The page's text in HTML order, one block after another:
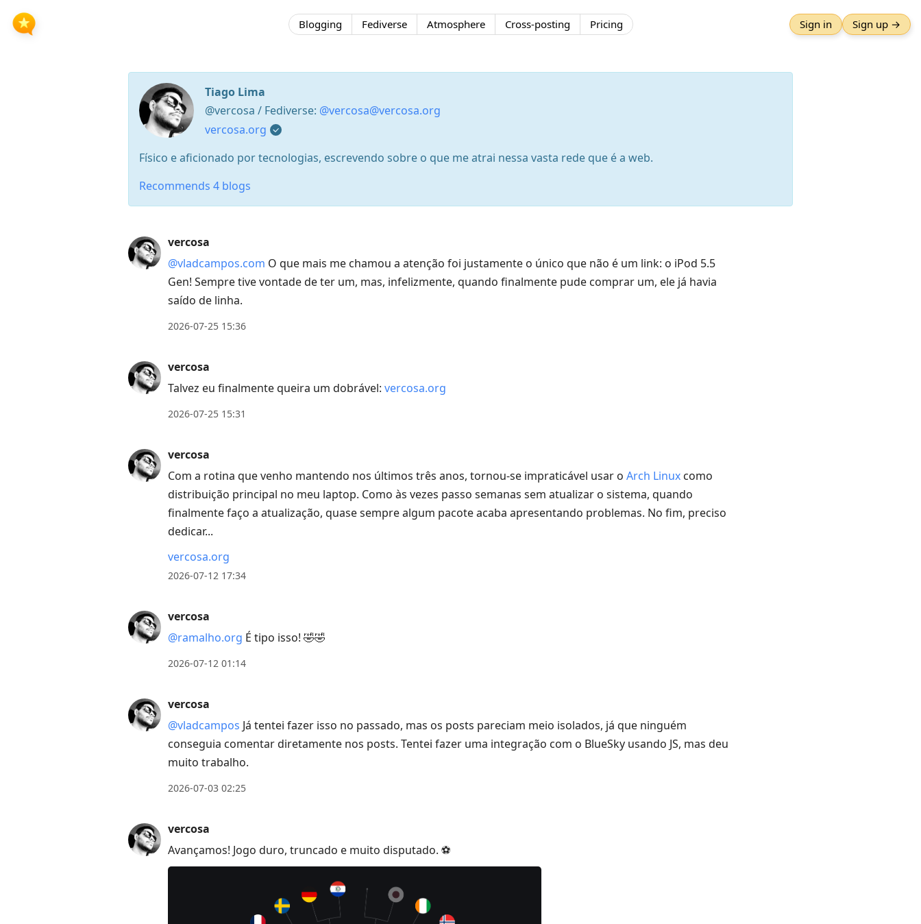
Blogging Fediverse Atmosphere Cross-posting Pricing Sign in Sign up →
Tiago Lima
@vercosa / Fediverse: @vercosa@vercosa.org
vercosa.org
Físico e aficionado por tecnologias, escrevendo sobre o que me atrai nessa vasta rede que é a web.
Recommends 4 blogs
Arrow
Down
post,
Arrow
Up
to
previous
Enter
to
vercosa
@vladcampos.com O que mais me chamou a atenção foi justamente o único que não é um link: o iPod 5.5
Gen! Sempre tive vontade de ter um, mas, infelizmente, quando finalmente pude comprar um, ele já havia
saído de linha.
2026-07-25 15:36
vercosa
Talvez eu finalmente queira um dobrável: vercosa.org
2026-07-25 15:31
vercosa
Com a rotina que venho mantendo nos últimos três anos, tornou-se impraticável usar o Arch Linux como
distribuição principal no meu laptop. Como às vezes passo semanas sem atualizar o sistema, quando
finalmente faço a atualização, quase sempre algum pacote acaba apresentando problemas. No fim, preciso
dedicar...
vercosa.org
2026-07-12 17:34
vercosa
@ramalho.org É tipo isso! 🤣🤣
2026-07-12 01:14
vercosa
@vladcampos Já tentei fazer isso no passado, mas os posts pareciam meio isolados, já que ninguém
conseguia comentar diretamente nos posts. Tentei fazer uma integração com o BlueSky usando JS, mas deu
muito trabalho.
2026-07-03 02:25
vercosa
Avançamos! Jogo duro, truncado e muito disputado. ⚽️